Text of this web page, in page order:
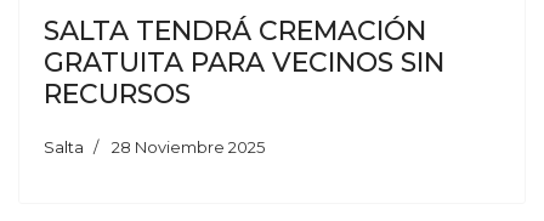
SALTA TENDRÁ CREMACIÓN
GRATUITA PARA VECINOS SIN
RECURSOS
Salta 28 Noviembre 2025